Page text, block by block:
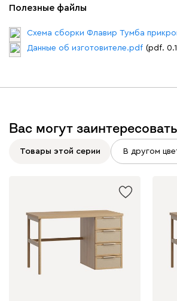
Полезные файлы
Данные об изготовителе.pdf (pdf.
Вас могут заинтересовать
Товары этой серии В другом